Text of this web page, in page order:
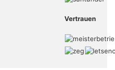
Vertrauen